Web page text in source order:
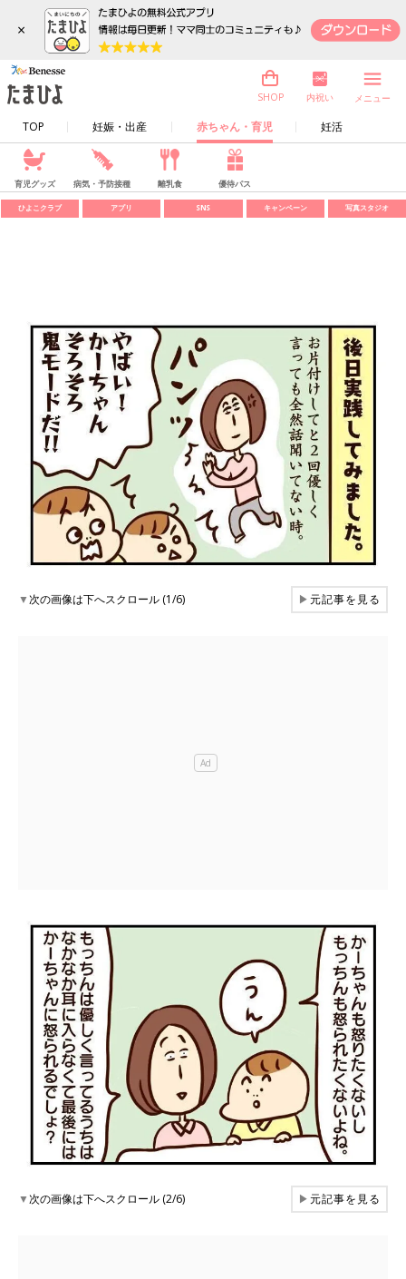
×
TOP 妊娠・出産 赤ちゃん・育児 妊活
SHOP 内祝い メニュー
育児グッズ 病気・予防接種 離乳食 優待パス
ひよこクラブ アプリ SNS キャンペーン 写真スタジオ
▼次の画像は下へスクロール (1/6) ▶元記事を見る
▼次の画像は下へスクロール (2/6) ▶元記事を見る